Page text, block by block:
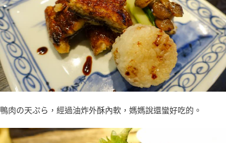
鴨肉の天ぷら，經過油炸外酥內軟，媽媽說還蠻好吃的。